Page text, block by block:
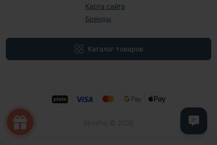
Карта сайта
Бренды
Каталог товаров